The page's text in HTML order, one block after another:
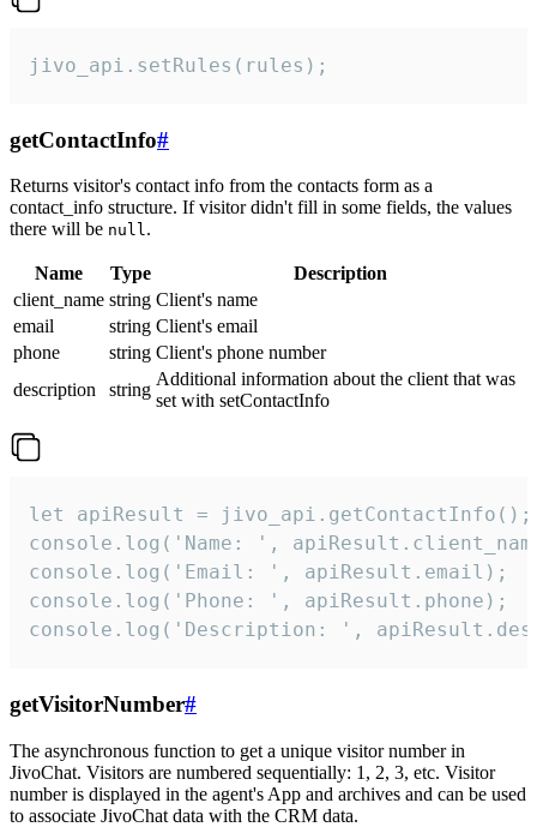
jivo_api.setRules(rules);
getContactInfo#
Returns visitor's contact info from the contacts form as a
contact_info structure. If visitor didn't fill in some fields, the values
there will be null.
Name Type
Description
client_name string Client's name
email
string Client's email
phone
string Client's phone number
description
string
Additional information about the client that was
set with setContactInfo
let apiResult = jivo_api.getContactInfo();
console.log('Name: ',
console.log('Email: ', apiResult.email);
console.log('Phone: ', apiResult.phone);
console.log('Description: ',
getVisitorNumber#
The asynchronous function to get a unique visitor number in
JivoChat. Visitors are numbered sequentially: 1, 2, 3, etc. Visitor
number is displayed in the agent's App and archives and can be used
to associate JivoChat data with the CRM data.